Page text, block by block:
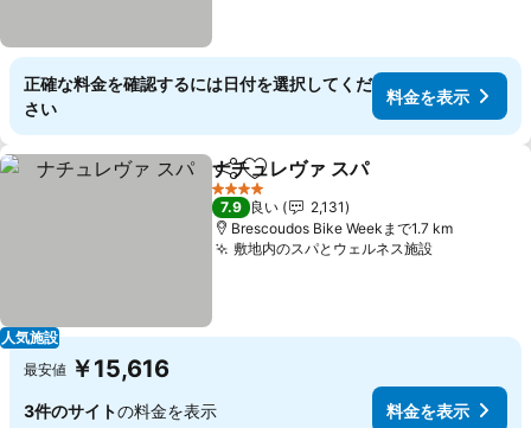
正確な料金を確認するには日付を選択してくだ
さい
料金を表示
人気施設
シェアお気に入りに追加
ナチュレヴァ スパ
4 ホテルのランク
7.9 良い
2,131
Brescoudos Bike Weekまで1.7 km
敷地内のスパとウェルネス施設
最安値 ￥15,616
3件のサイトの料金を表示 料金を表示